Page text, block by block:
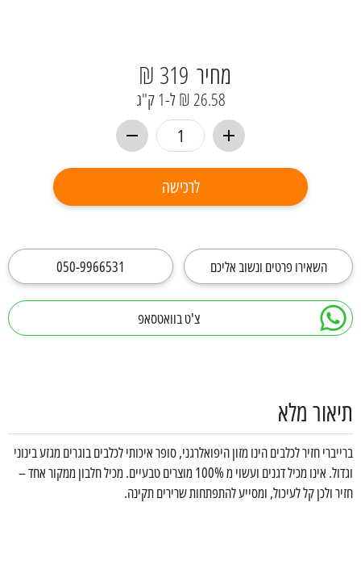
מחיר 319 ₪
26.58 ₪ ל-1 ק"ג
לרכישה
השאירו פרטים ונשוב אליכם 050-9966531
צ'ט בוואטסאפ
תיאור מלא
ברייברי חזיר לכלבים הינו מזון היפואלרגני, סופר איכותי לכלבים בוגרים מגזע בינוני
וגדול. אינו מכיל דגנים ועשוי מ 100% מוצרים טבעיים. מכיל חלבון ממקור אחד –
חזיר ולכן קל לעיכול, ומסייע להתפתחות שרירים תקינה.